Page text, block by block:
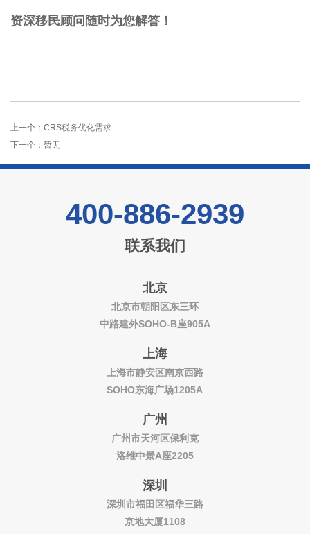
资深移民顾问随时为您解答！
上一个： CRS税务优化需求
下一个：暂无
400-886-2939
联系我们
北京
北京市朝阳区东三环
中路建外SOHO-B座905A
上海
上海市静安区南京西路
SOHO东海广场1205A
广州
广州市天河区保利克
洛维中景A座2205
深圳
深圳市福田区福华三路
京地大厦1108